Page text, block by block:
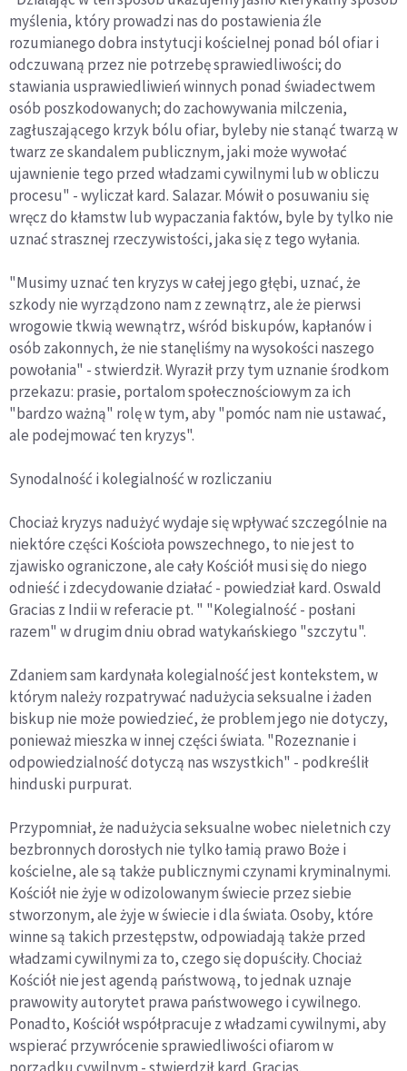
myślenia, który prowadzi nas do postawienia źle
rozumianego dobra instytucji kościelnej ponad ból ofiar i
odczuwaną przez nie potrzebę sprawiedliwości; do
stawiania usprawiedliwień winnych ponad świadectwem
osób poszkodowanych; do zachowywania milczenia,
zagłuszającego krzyk bólu ofiar, byleby nie stanąć twarzą w
twarz ze skandalem publicznym, jaki może wywołać
ujawnienie tego przed władzami cywilnymi lub w obliczu
procesu" - wyliczał kard. Salazar. Mówił o posuwaniu się
wręcz do kłamstw lub wypaczania faktów, byle by tylko nie
uznać strasznej rzeczywistości, jaka się z tego wyłania.
"Musimy uznać ten kryzys w całej jego głębi, uznać, że
szkody nie wyrządzono nam z zewnątrz, ale że pierwsi
wrogowie tkwią wewnątrz, wśród biskupów, kapłanów i
osób zakonnych, że nie stanęliśmy na wysokości naszego
powołania" - stwierdził. Wyraził przy tym uznanie środkom
przekazu: prasie, portalom społecznościowym za ich
"bardzo ważną" rolę w tym, aby "pomóc nam nie ustawać,
ale podejmować ten kryzys".
Synodalność i kolegialność w rozliczaniu
Chociaż kryzys nadużyć wydaje się wpływać szczególnie na
niektóre części Kościoła powszechnego, to nie jest to
zjawisko ograniczone, ale cały Kościół musi się do niego
odnieść i zdecydowanie działać - powiedział kard. Oswald
Gracias z Indii w referacie pt. " "Kolegialność - posłani
razem" w drugim dniu obrad watykańskiego "szczytu".
Zdaniem sam kardynała kolegialność jest kontekstem, w
którym należy rozpatrywać nadużycia seksualne i żaden
biskup nie może powiedzieć, że problem jego nie dotyczy,
ponieważ mieszka w innej części świata. "Rozeznanie i
odpowiedzialność dotyczą nas wszystkich" - podkreślił
hinduski purpurat.
Przypomniał, że nadużycia seksualne wobec nieletnich czy
bezbronnych dorosłych nie tylko łamią prawo Boże i
kościelne, ale są także publicznymi czynami kryminalnymi.
Kościół nie żyje w odizolowanym świecie przez siebie
stworzonym, ale żyje w świecie i dla świata. Osoby, które
winne są takich przestępstw, odpowiadają także przed
władzami cywilnymi za to, czego się dopuściły. Chociaż
Kościół nie jest agendą państwową, to jednak uznaje
prawowity autorytet prawa państwowego i cywilnego.
Ponadto, Kościół współpracuje z władzami cywilnymi, aby
wspierać przywrócenie sprawiedliwości ofiarom w